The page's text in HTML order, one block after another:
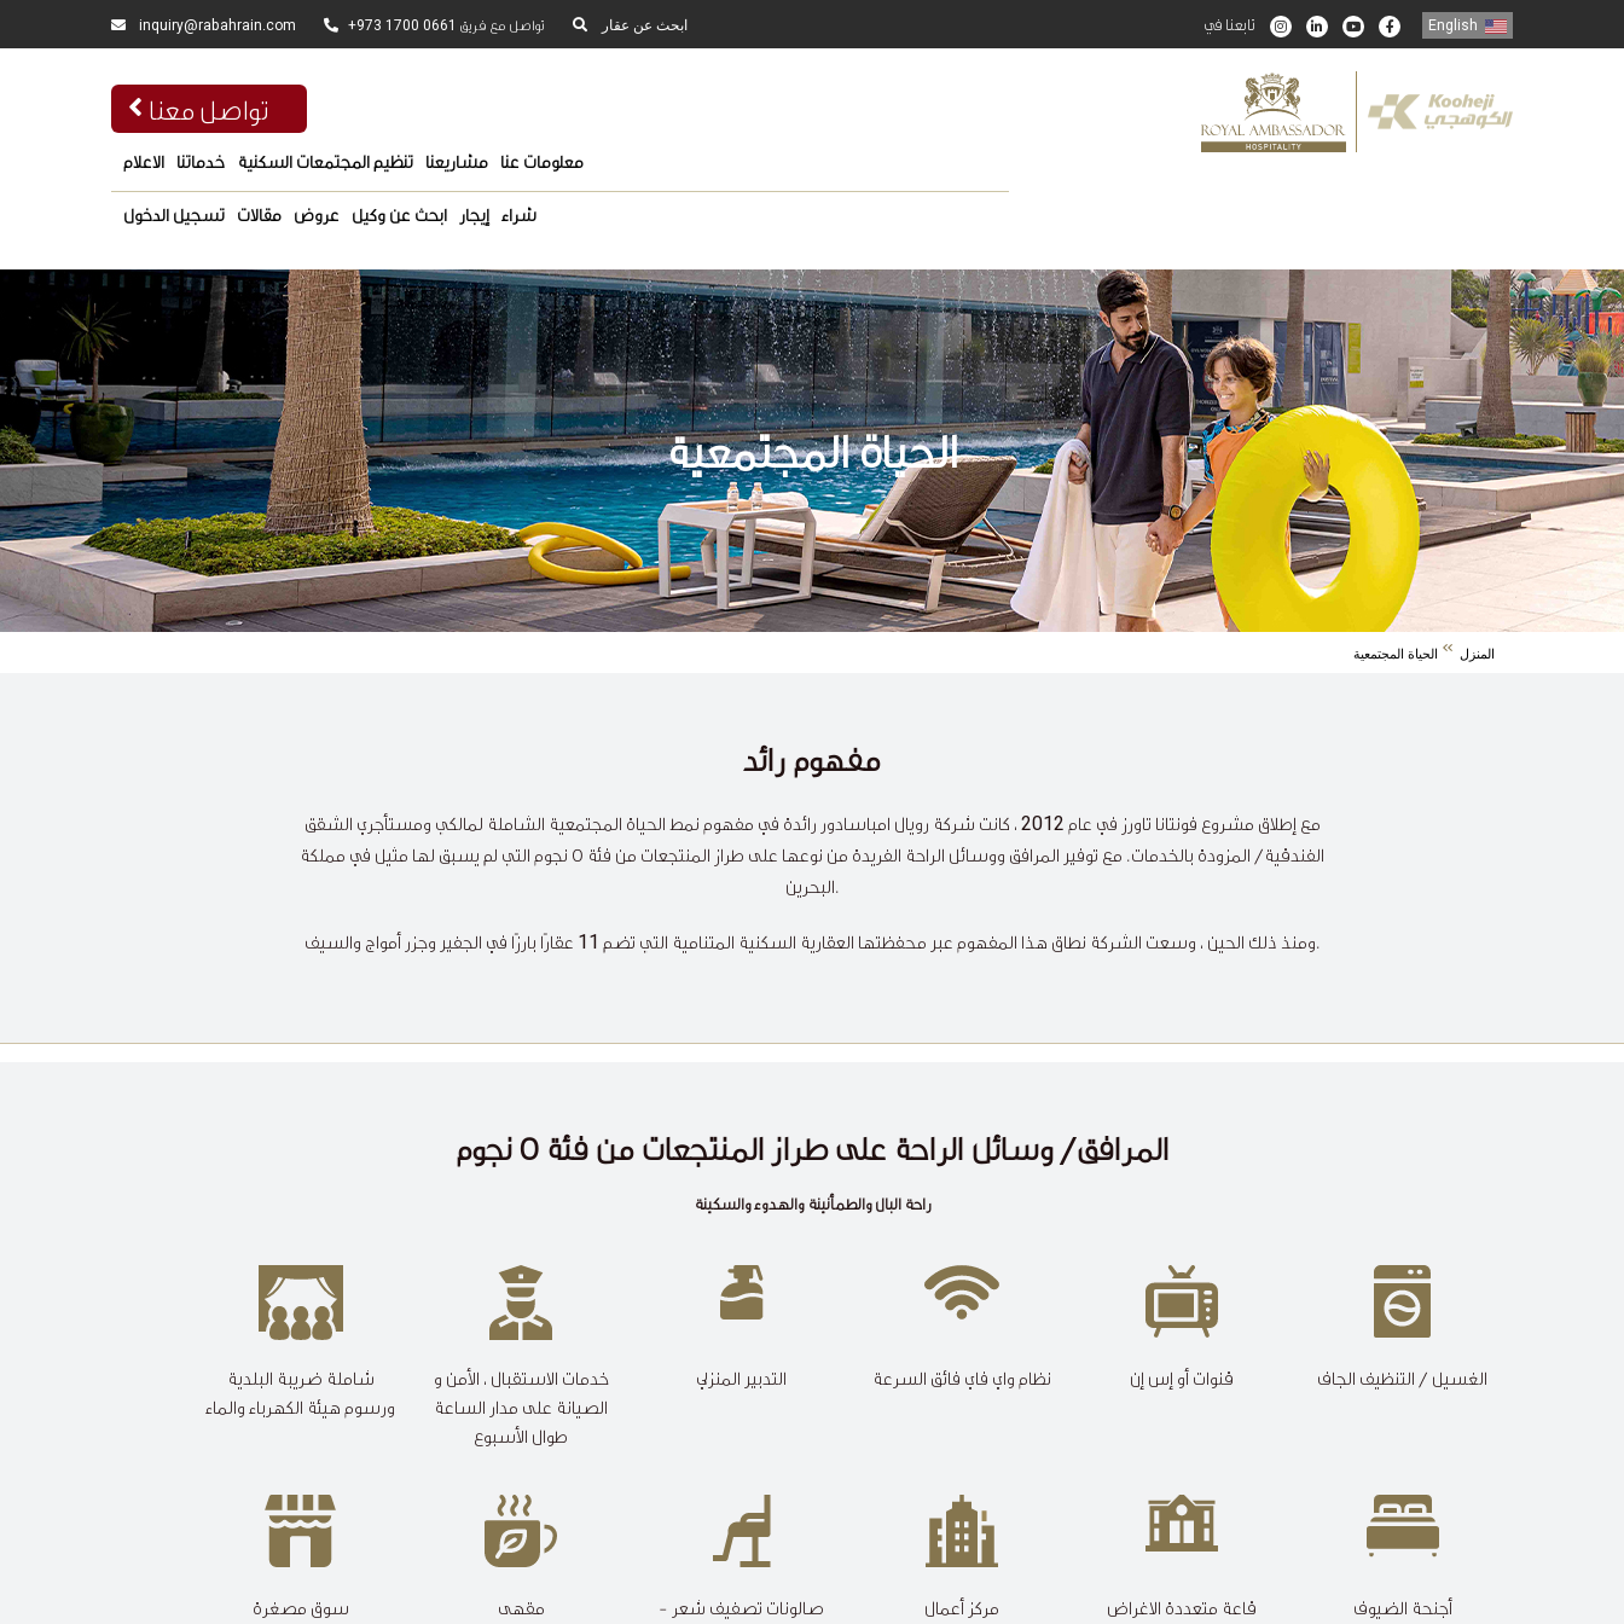
English
inquiry@rabahrain.com +973 1700 0661 تواصل مع فريق ابحث عن عقار
تواصل معنا
الاعلام خدماتنا تنظيم المجتمعات السكنية مشاريعنا معلومات عنا
شراء إيجار ابحث عن وكيل عروض مقالات تسجيل الدخول
الحياة المجتمعية
المنزل الحياة المجتمعية
مفهوم رائد
مع إطلاق مشروع فونتانا تاورز في عام2012، كانت شركة رويال امباسادور رائدة في مفهوم نمط الحياة المجتمعية الشاملة لمالكي ومستأجري الشقق
الفندقية/ المزودة بالخدمات. مع توفير المرافق ووسائل الراحة الفريدة من نوعها على طراز المنتجعات من فئة 5 نجوم التي لم يسبق لها مثيل في مملكة
البحرين.
ومنذ ذلك الحين ، وسعت الشركة نطاق هذا المفهوم عبر محفظتها العقارية السكنية المتنامية التي تضم 11 عقارًا بارزًا في الجفير وجزر أمواج والسيف.
المرافق/ وسائل الراحة على طراز المنتجعات من فئة 5 نجوم
راحة البال والطمأنينة والهدوء والسكينة
الغسيل / التنظيف الجاف قنوات أو إس إن نظام واي فاي فائق السرعة التدبير المنزلي
خدمات الاستقبال ، الأمن و
الصيانة على مدار الساعة
طوال الأسبوع
شاملة ضريبة البلدية
ورسوم هيئة الكهرباء والماء
أجنحة الضيوف قاعة متعددة الاغراض مركز أعمال صالونات تصفيف شعر - مقهى سوق مصغرة